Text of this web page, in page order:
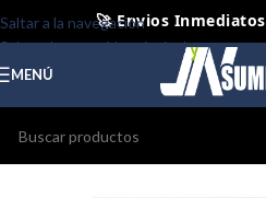
Saltar a la navegación
Saltar al contenido principal
🚀 Envios
📦 Envios Diarios
🤝 Pago contra
MENÚ